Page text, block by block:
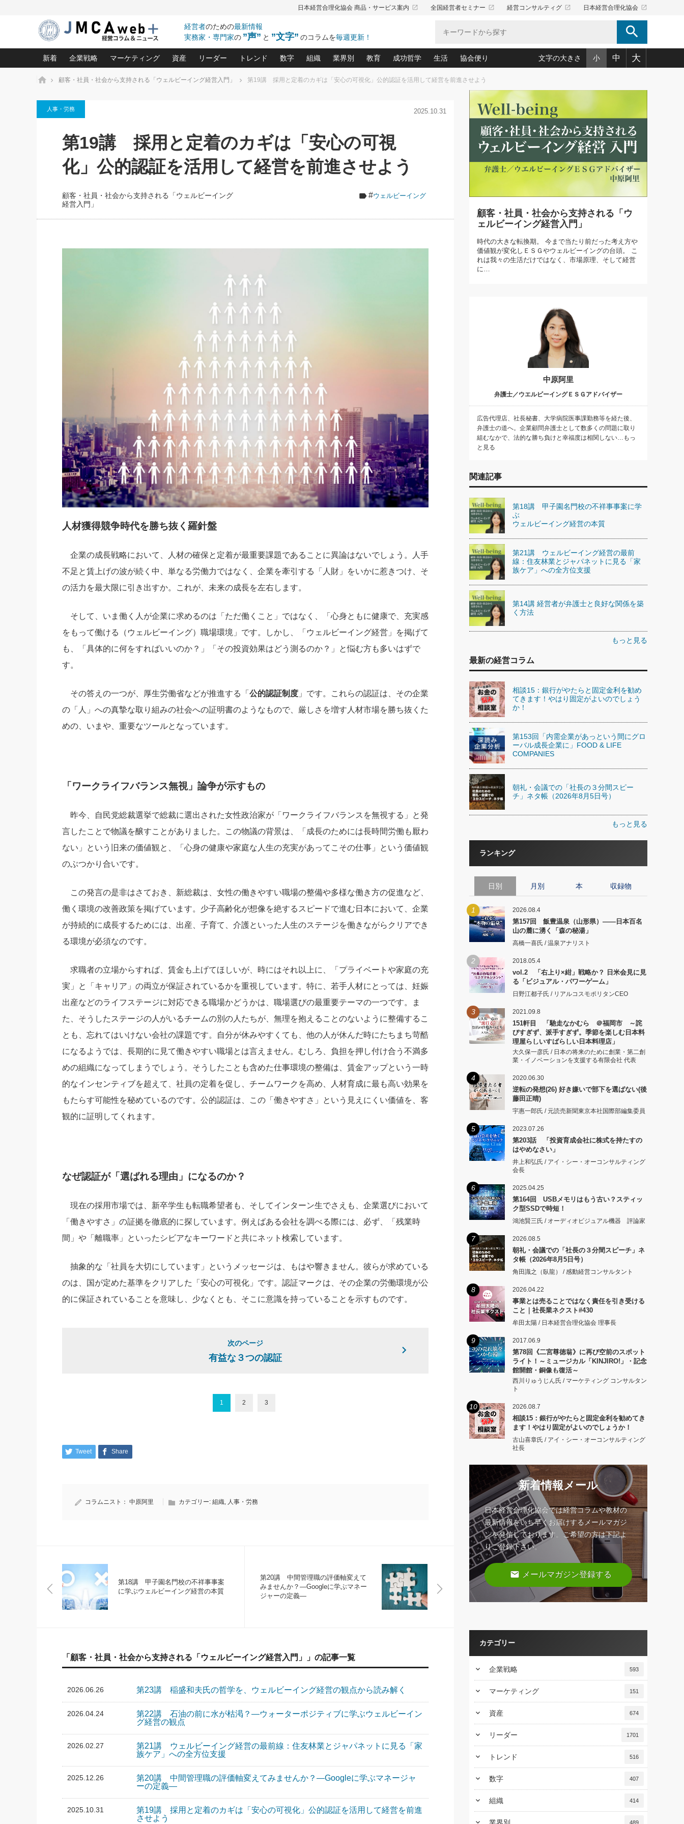
日本経営合理化協会 商品・サービス案内 launch 全国経営者セミナー launch 経営コンサルティグ launch 日本経営合理化協会 launch
経営者のための最新情報
実務家・専門家の ”声” と ”文字” のコラムを毎週更新！ search
新着
相談15：銀行がやたらと固定金
利を勧めてきます！やはり固定
がよいのでしょうか！
2026.08.7
第153回「内需企業があっとい
う間にグローバル成長企業に」
FOOD & LIFE COMPANIES
2026.08.5
に生かし切る！
第86回 「言葉狩り」
もっとみる
企業戦略
中小企業の「１位づくり」戦略(96)
利益を最大化する「業務改善」横田尚哉氏(5)
強い会社を築く ビジネス・クリニック(240)
日本レーザー「人を大切にしながら利益を上げる経営」の極意
(3)
武器としてのM&A入門(3)
社長のための“儲かる通販”戦略視点(151)
継続経営 百話百行(85)
マーケティング
ロングセラーの玉手箱(9)
大復活＆快進撃！ユニバーサルスタジオジャパンの成功要因と
は(5)
資産
中国経済の最新動向(204)
事業承継の前に、決めておきたい、知っておきたい、やってお
きたいコト(12)
会社と社長のための資産管理講座(95)
深読み企業分析(153)
リーダー
ピョートル・F・グジバチの『経営戦略の新常識』(12)
指導者たる者かくあるべし(635)
朝礼・会議での「社長の３分間スピーチ」ネタ帳(159)
楠木建の「経営知になる考え方」(57)
トレンド
北村森の「今月のヒット商品」(109)
次の売れ筋をつかむ術(102)
社長のメシの種 4.0(206)
数字
おカネが残る決算書にするために、やっておきたいこと(34)
会社を守り抜くための緊急対策(100)
強い決算書の会社はココが違う！(36)
損益分岐点を下げる、Ｐ／Ｌ不況時代の新戦略(12)
決算書の“見える化”術(12)
賢い社長の「経理財務の見どころ・勘どころ・ツッコミどこ
組織
職場の生産性を下げるハラスメントの予防策(10)
賃金決定の定石(68)
顧客・社員・社会から支持される「ウェルビーイング経営入
門」(23)
業界別
大久保一彦の“流行る”お店の仕組みづくり(210)
柿内幸夫─社長のための現場改善(174)
教育
あなただからお願いしたいと思われる 気配りの達人(127)
クレーム対応 実践マニュアル(92)
クレーム対応の新知識と新常識(57)
デキル社員に育てる！ 社員教育の決め手(203)
業績アップにつながる！ワンランク上の手紙・メール術(100)
欧米資産家に学ぶ二世教育(100)
行動科学マネジメント(5)
成功哲学
中国哲学に学ぶ 不況は会社守成の好機(38)
令和時代の「社長の人間力の磨き方」(86)
先人の名句名言の教え 東洋思想に学ぶ経営学(132)
渡部昇一の「日本の指導者たち」(32)
経営に活かす“十八史略”(30)
生活
おのころ心平の ──社長のための「か・ら・だマネジメント」
(50)
デジタルＡＶを味方に！新・仕事術(180)
リーダー脳の鍛え方(32)
社長の「氣」(30)
米国スポーツ・ビジネスに学ぶ心理学(98)
高橋一喜の『これぞ！"本物の温泉"』(157)
協会便り
「愛読者通信」著者インタビュー(44)
ビジネス見聞録 経営ニュース(100)
作間信司の経営無形庵(けいえいむぎょうあん)(166)
経営セミナー情報局(1)
繁栄への着眼点 牟田太陽(76)
講話を聞いて学ぼう 実学・耳学・磨く「ミミガク」のすすめ
文字の大きさ 小 中 大
ホーム 顧客・社員・社会から支持される「ウェルビーイング経営入門」 第19講 採用と定着のカギは「安心の可視化」公的認証を活用して経営を前進させよう
人事・労務 2025.10.31
第19講 採用と定着のカギは「安心の可視
化」公的認証を活用して経営を前進させよう
顧客・社員・社会から支持される「ウェルビーイング
経営入門」
#ウェルビーイング
人材獲得競争時代を勝ち抜く羅針盤
企業の成長戦略において、人材の確保と定着が最重要課題であることに異論はないでしょう。人手
不足と賃上げの波が続く中、単なる労働力ではなく、企業を牽引する「人財」をいかに惹きつけ、そ
の活力を最大限に引き出すか。これが、未来の成長を左右します。
そして、いま働く人が企業に求めるのは「ただ働くこと」ではなく、「心身ともに健康で、充実感
をもって働ける（ウェルビーイング）職場環境」です。しかし、「ウェルビーイング経営」を掲げて
も、「具体的に何をすればいいのか？」「その投資効果はどう測るのか？」と悩む方も多いはずで
す。
その答えの一つが、厚生労働省などが推進する「 公的認証制度 」です。これらの認証は、その企業
の「人」への真摯な取り組みの社会への証明書のようなもので、厳しさを増す人材市場を勝ち抜くた
めの、いまや、重要なツールとなっています。
「ワークライフバランス無視」論争が示すもの
昨今、自民党総裁選挙で総裁に選出された女性政治家が「ワークライフバランスを無視する」と発
言したことで物議を醸すことがありました。この物議の背景は、「成長のためには長時間労働も厭わ
ない」という旧来の価値観と、「心身の健康や家庭な人生の充実があってこその仕事」という価値観
のぶつかり合いです。
この発言の是非はさておき、新総裁は、女性の働きやすい職場の整備や多様な働き方の促進など、
働く環境の改善政策を掲げています。少子高齢化が想像を絶するスピードで進む日本において、企業
が持続的に成長するためには、出産、子育て、介護といった人生のステージを働きながらクリアでき
る環境が必須なのです。
求職者の立場からすれば、賃金も上げてほしいが、時にはそれ以上に、「プライベートや家庭の充
実」と「キャリア」の両立が保証されているかを重視しています。特に、若手人材にとっては、妊娠
出産などのライフステージに対応できる職場かどうかは、職場選びの最重要テーマの一つです。ま
た、そうしたステージの人がいるチームの別の人たちが、無理を抱えることのないように整備するこ
とも、忘れてはいけない会社の課題です。自分が休みやすくても、他の人が休んだ時にたちまち苛酷
になるようでは、長期的に見て働きやすい職場とは言えません。むしろ、負担を押し付け合う不満多
めの組織になってしまうでしょう。そうしたことも含めた仕事環境の整備は、賃金アップという一時
的なインセンティブを超えて、社員の定着を促し、チームワークを高め、人材育成に最も高い効果を
もたらす可能性を秘めているのです。公的認証は、この「働きやすさ」という見えにくい価値を、客
観的に証明してくれます。
なぜ認証が「選ばれる理由」になるのか？
現在の採用市場では、新卒学生も転職希望者も、そしてインターン生でさえも、企業選びにおいて
「働きやすさ」の証拠を徹底的に探しています。例えばある会社を調べる際には、必ず、「残業時
間」や「離職率」といったシビアなキーワードと共にネット検索しています。
抽象的な「社員を大切にしています」というメッセージは、もはや響きません。彼らが求めている
のは、国が定めた基準をクリアした「安心の可視化」です。認証マークは、その企業の労働環境が公
的に保証されていることを意味し、少なくとも、そこに意識を持っていることを示すものです。
次のページ
有益な３つの認証
1 2 3
Tweet Share
コラムニスト： 中原阿里 カテゴリー: 組織, 人事・労務
第18講 甲子園名門校の不祥事事案
に学ぶウェルビーイング経営の本質
第20講 中間管理職の評価軸変えて
みませんか？―Googleに学ぶマネー
ジャーの定義―
「顧客・社員・社会から支持される「ウェルビーイング経営入門」」の記事一覧
2026.06.26 第23講 稲盛和夫氏の哲学を、ウェルビーイング経営の観点から読み解く
2026.04.24
第22講 石油の前に水が枯渇？―ウォーターポジティブに学ぶウェルビーイン
グ経営の観点
2026.02.27
第21講 ウェルビーイング経営の最前線：住友林業とジャパネットに見る「家
族ケア」への全方位支援
2025.12.26
第20講 中間管理職の評価軸変えてみませんか？―Googleに学ぶマネージャ
ーの定義―
2025.10.31
第19講 採用と定着のカギは「安心の可視化」公的認証を活用して経営を前進
させよう
顧客・社員・社会から支持される「ウ
ェルビーイング経営入門」
時代の大きな転換期。 今まで当たり前だった考え方や
価値観が変化しＥＳＧやウェルビーイングの台頭。 こ
れは我々の生活だけではなく、市場原理、そして経営
に…
中原阿里
弁護士／ウエルビーイングＥＳＧアドバイザー
広告代理店、社長秘書、大学病院医事課勤務等を経た後、
弁護士の道へ。企業顧問弁護士として数多くの問題に取り
組むなかで、法的な勝ち負けと幸福度は相関しない…もっ
と見る
関連記事
第18講 甲子園名門校の不祥事事案に学
ぶ
ウェルビーイング経営の本質
第21講 ウェルビーイング経営の最前
線：住友林業とジャパネットに見る「家
族ケア」への全方位支援
第14講 経営者が弁護士と良好な関係を築
く方法
もっと見る
最新の経営コラム
相談15：銀行がやたらと固定金利を勧め
てきます！やはり固定がよいのでしょう
か！
第153回「内需企業があっという間にグロ
ーバル成長企業に」FOOD & LIFE
COMPANIES
朝礼・会議での「社長の３分間スピー
チ」ネタ帳（2026年8月5日号）
もっと見る
ランキング
日別 月別 本 収録物
1 2026.08.4
第157回 飯豊温泉（山形県）――日本百名
山の麓に湧く「森の秘湯」
高橋一喜氏 / 温泉アナリスト
2 2018.05.4
vol.2 「右上り×紺」戦略か？ 日米会見に見
る「ビジュアル・パワーゲーム」
日野江都子氏 / リアルコスモポリタンCEO
3 2021.09.8
151軒目 「馳走なかむら ＠福岡市 ～詫
びすぎず、派手すぎず。季節を楽しむ日本料
理屋らしいすばらしい日本料理店」
大久保一彦氏 / 日本の将来のために創業・第二創
業・イノベーションを支援する有限会社 代表
4 2020.06.30
逆転の発想(26) 好き嫌いで部下を選ばない(後
藤田正晴)
宇惠一郎氏 / 元読売新聞東京本社国際部編集委員
5 2023.07.26
第203話 「投資育成会社に株式を持たすの
はやめなさい」
井上和弘氏 / アイ・シー・オーコンサルティング
会長
6 2025.04.25
第164回 USBメモリはもう古い？スティッ
ク型SSDで時短！
鴻池賢三氏 / オーディオビジュアル機器 評論家
7 2026.08.5
朝礼・会議での「社長の３分間スピーチ」ネ
タ帳（2026年8月5日号）
角田識之（臥龍） / 感動経営コンサルタント
8 2026.04.22
事業とは売ることではなく責任を引き受ける
こと｜社長業ネクスト#430
牟田太陽 / 日本経営合理化協会 理事長
9 2017.06.9
第78回《二宮尊徳翁》に再び空前のスポット
ライト！～ミュージカル「KINJIRO!」・記念
館開館・銅像も復活～
西川りゅうじん氏 / マーケティング コンサルタン
ト
10 2026.08.7
相談15：銀行がやたらと固定金利を勧めてき
ます！やはり固定がよいのでしょうか！
古山喜章氏 / アイ・シー・オーコンサルティング
社長
新着情報メール
日本経営合理化協会では経営コラムや教材の
最新情報をいち早くお届けするメールマガジ
ンを発信しております。ご希望の方は下記よ
りご登録下さい。
email メールマガジン登録する
カテゴリー
keyboard_arrow_down 企業戦略 593
keyboard_arrow_down マーケティング 151
keyboard_arrow_down 資産 674
keyboard_arrow_down リーダー 1701
keyboard_arrow_down トレンド 516
keyboard_arrow_down 数字 407
keyboard_arrow_down 組織 414
keyboard_arrow_down 業界別 489